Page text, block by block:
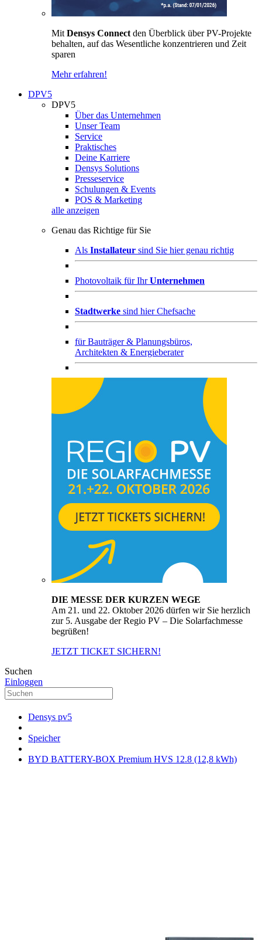
Mit Densys Connect den Überblick über PV-Projekte
behalten, auf das Wesentliche konzentrieren und Zeit
sparen
Mehr erfahren!
DPV5
DPV5
Über das Unternehmen
Unser Team
Service
Praktisches
Deine Karriere
Densys Solutions
Presseservice
Schulungen & Events
POS & Marketing
alle anzeigen
Genau das Richtige für Sie
Als Installateur sind Sie hier genau richtig
Photovoltaik für IhrUnternehmen
Stadtwerke sind hier Chefsache
fürBauträger & Planungsbüros,
Architekten & Energieberater
DIE MESSE DER KURZEN WEGE
Am 21. und 22. Oktober 2026 dürfen wir Sie herzlich
zur 5. Ausgabe der Regio PV – Die Solarfachmesse
begrüßen!
JETZT TICKET SICHERN!
Suchen
Einloggen
Densys pv5
Speicher
BYD BATTERY-BOX Premium HVS 12.8 (12,8 kWh)